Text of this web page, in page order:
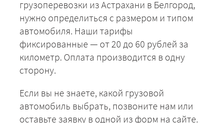
грузоперевозки из Астрахани в Белгород,
нужно определиться с размером и типом
автомобиля. Наши тарифы
фиксированные — от 20 до 60 рублей за
километр. Оплата производится в одну
сторону.
Если вы не знаете, какой грузовой
автомобиль выбрать, позвоните нам или
оставьте заявку в одной из форм на сайте.